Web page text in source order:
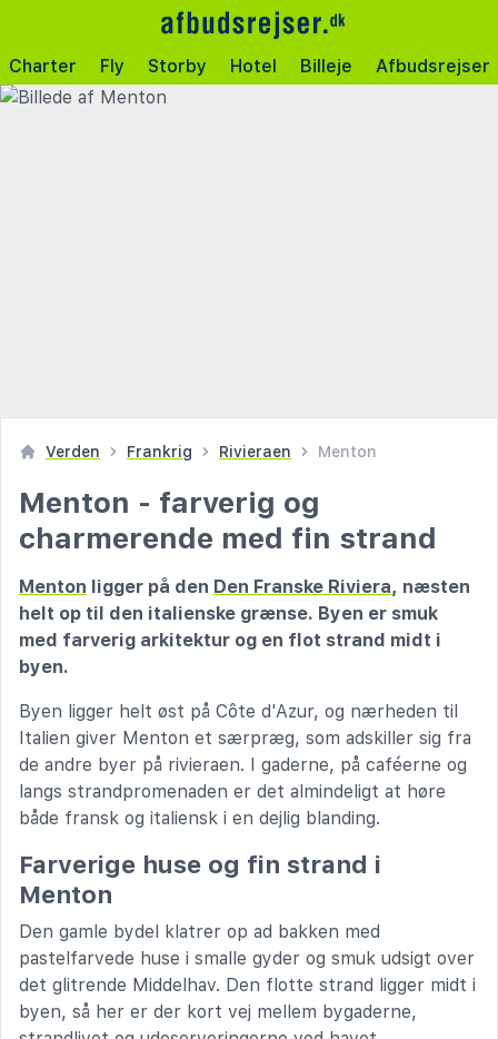
Charter Fly Storby Hotel Billeje Afbudsrejser
Verden Frankrig Rivieraen Menton
Menton - farverig og
charmerende med fin strand
Menton ligger på den Den Franske Riviera, næsten
helt op til den italienske grænse. Byen er smuk
med farverig arkitektur og en flot strand midt i
byen.
Byen ligger helt øst på Côte d'Azur, og nærheden til
Italien giver Menton et særpræg, som adskiller sig fra
de andre byer på rivieraen. I gaderne, på caféerne og
langs strandpromenaden er det almindeligt at høre
både fransk og italiensk i en dejlig blanding.
Farverige huse og fin strand i
Menton
Den gamle bydel klatrer op ad bakken med
pastelfarvede huse i smalle gyder og smuk udsigt over
det glitrende Middelhav. Den flotte strand ligger midt i
byen, så her er der kort vej mellem bygaderne,